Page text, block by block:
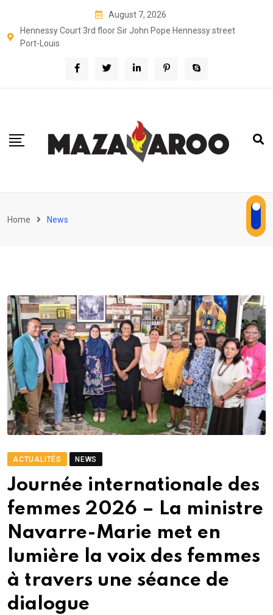
content
August 7, 2026
Hennessy Court 3rd floor Sir John Pope Hennessy street
Port-Louis
Home News
ACTUALITÉS NEWS
Journée internationale des
femmes 2026 – La ministre
Navarre-Marie met en
lumière la voix des femmes
à travers une séance de
dialogue